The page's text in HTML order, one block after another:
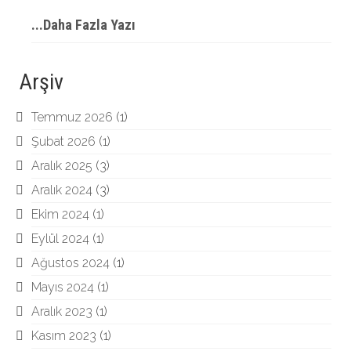
...Daha Fazla Yazı
Arşiv
Temmuz 2026 (1)
Şubat 2026 (1)
Aralık 2025 (3)
Aralık 2024 (3)
Ekim 2024 (1)
Eylül 2024 (1)
Ağustos 2024 (1)
Mayıs 2024 (1)
Aralık 2023 (1)
Kasım 2023 (1)